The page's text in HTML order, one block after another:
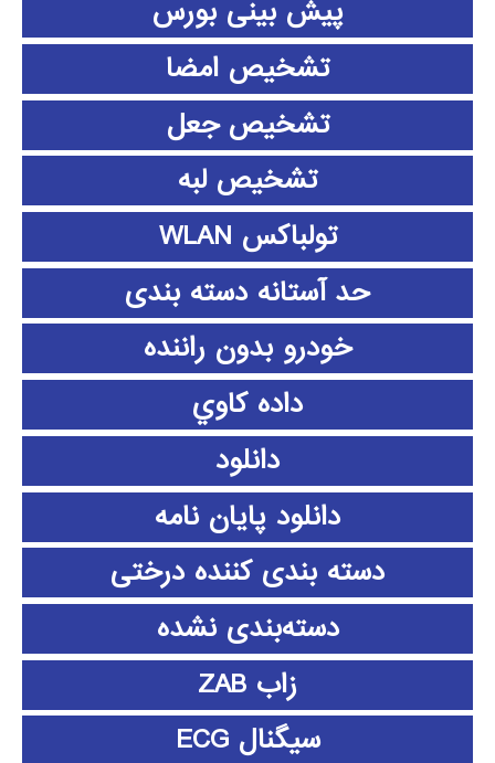
پیش بینی بورس
تشخیص امضا
تشخیص جعل
تشخیص لبه
تولباکس WLAN
حد آستانه دسته بندی
خودرو بدون راننده
داده كاوي
دانلود
دانلود پايان نامه
دسته بندی کننده درختی
دسته‌بندی نشده
زاب ZAB
سیگنال ECG